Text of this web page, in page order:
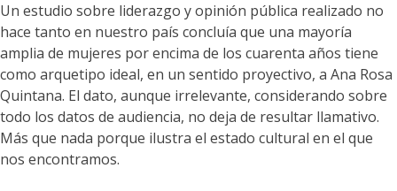
Un estudio sobre liderazgo y opinión pública realizado no
hace tanto en nuestro país concluía que una mayoría
amplia de mujeres por encima de los cuarenta años tiene
como arquetipo ideal, en un sentido proyectivo, a Ana Rosa
Quintana. El dato, aunque irrelevante, considerando sobre
todo los datos de audiencia, no deja de resultar llamativo.
Más que nada porque ilustra el estado cultural en el que
nos encontramos.